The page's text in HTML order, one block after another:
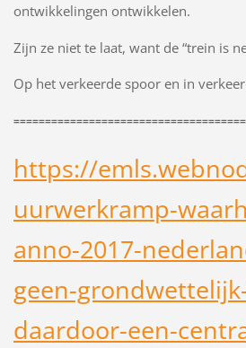
ontwikkelingen ontwikkelen.
Zijn ze niet te laat, want de “trein is
Op het verkeerde spoor en in
https://
uurwerkramp-
anno-2017-
geen-
daardoor-een-